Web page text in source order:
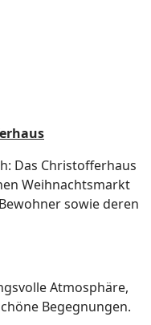
Das Christofferhaus
Weihnachtsmarkt
sowie deren
Atmosphäre,
Begegnungen.